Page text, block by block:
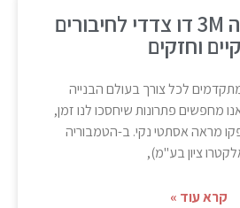
דבק לתעשייה 3M דו צדדי לחיבורים
וחזקים
לכל צורך בעולם הבנייה
מחפשים פתרונות שיחסכו לנו זמן,
מראה אסתטי נקי. ב-הטמבוריה
ציון בע"מ),
קרא עוד »